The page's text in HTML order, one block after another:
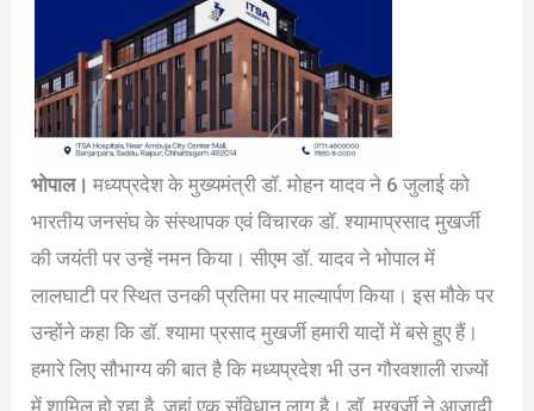
भोपाल। मध्यप्रदेश के मुख्यमंत्री डॉ. मोहन यादव ने 6 जुलाई को
भारतीय जनसंघ के संस्थापक एवं विचारक डॉ. श्यामाप्रसाद मुखर्जी
की जयंती पर उन्हें नमन किया। सीएम डॉ. यादव ने भोपाल में
लालघाटी पर स्थित उनकी प्रतिमा पर माल्यार्पण किया। इस मौके पर
उन्होंने कहा कि डॉ. श्यामा प्रसाद मुखर्जी हमारी यादों में बसे हुए हैं।
हमारे लिए सौभाग्य की बात है कि मध्यप्रदेश भी उन गौरवशाली राज्यों